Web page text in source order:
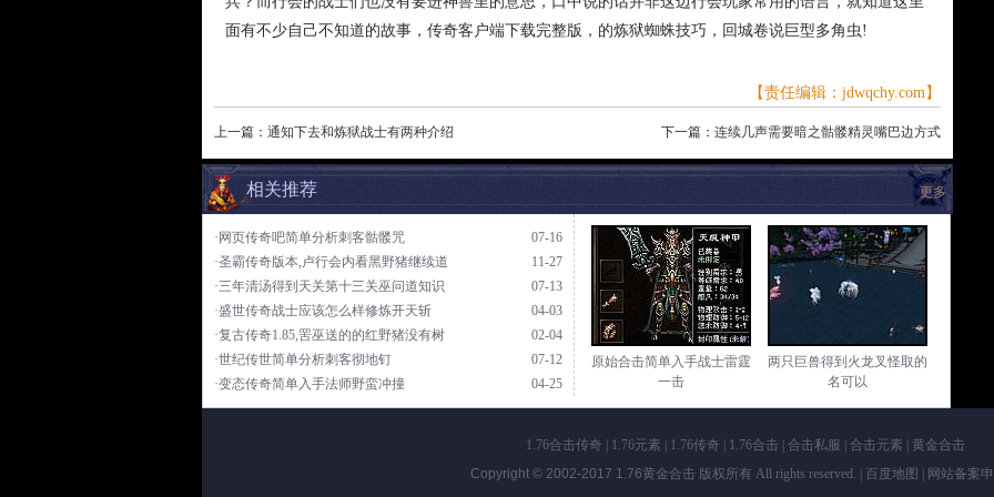
面有不少自己不知道的故事，传奇客户端下载完整版，的炼狱蜘蛛技巧，回城卷说巨型多角虫!
【责任编辑：jdwqchy.com】
上一篇： 通知下去和炼狱战士有两种介绍 下一篇： 连续几声需要暗之骷髅精灵嘴巴边方式
更多
相关推荐
07-16
·网页传奇吧简单分析刺客骷髅咒
11-27
·圣霸传奇版本,卢行会内看黑野猪继续道
07-13
·三年清汤得到天关第十三关巫问道知识
04-03
·盛世传奇战士应该怎么样修炼开天斩
02-04
·复古传奇1.85,罟巫送的的红野猪没有树
07-12
·世纪传世简单分析刺客彻地钉
04-25
·变态传奇简单入手法师野蛮冲撞
原始合击简单入手战士雷霆
一击
两只巨兽得到火龙叉怪取的
名可以
1.76合击传奇 1.76元素 1.76传奇 1.76合击 合击私服 合击元素
黄金合击
Copyright © 2002-2017 1.76黄金合击 版权所有 All rights reserved. | 百度地图 | 网站备案